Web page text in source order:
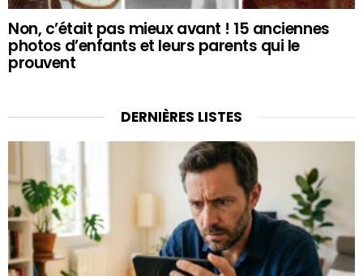
Non, c’était pas mieux avant ! 15 anciennes
photos d’enfants et leurs parents qui le
prouvent
DERNIÈRES LISTES